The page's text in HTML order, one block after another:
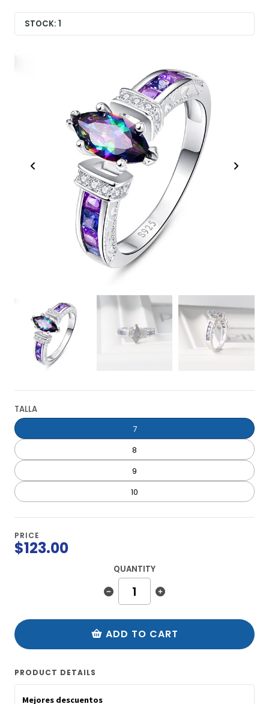
STOCK: 1
TALLA
7
8
9
10
PRICE
$123.00
QUANTITY
ADD TO CART
PRODUCT DETAILS
Mejores descuentos